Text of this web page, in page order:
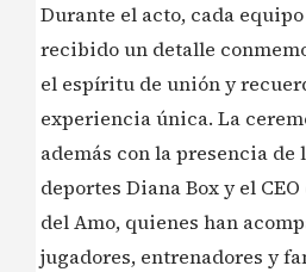
Durante el acto, cada
recibido un detalle
el espíritu de unión y
experiencia única. La
además con la presencia de
deportes Diana Box y el
del Amo, quienes han
jugadores, entrenadores y